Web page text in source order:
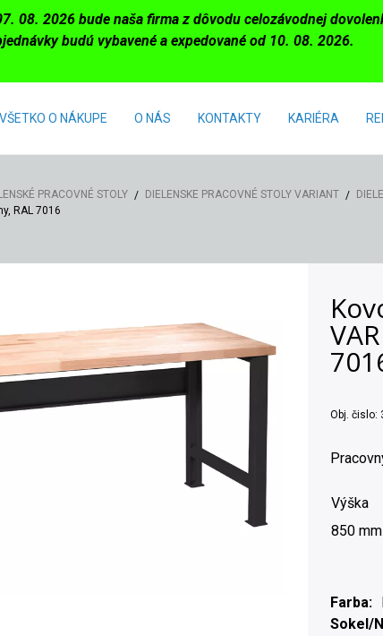
08. 2026 bude naša firma z dôvodu celozávodnej
budú vybavené a expedované od 10. 08. 2026.
VŠETKO O NÁKUPE O NÁS KONTAKTY KARIÉRA
PRACOVNÉ STOLY DIELENSKE PRACOVNÉ STOLY VARIANT
RAL 7016
Obj. čislo:
Výška
850 mm
Farba
Sokel/